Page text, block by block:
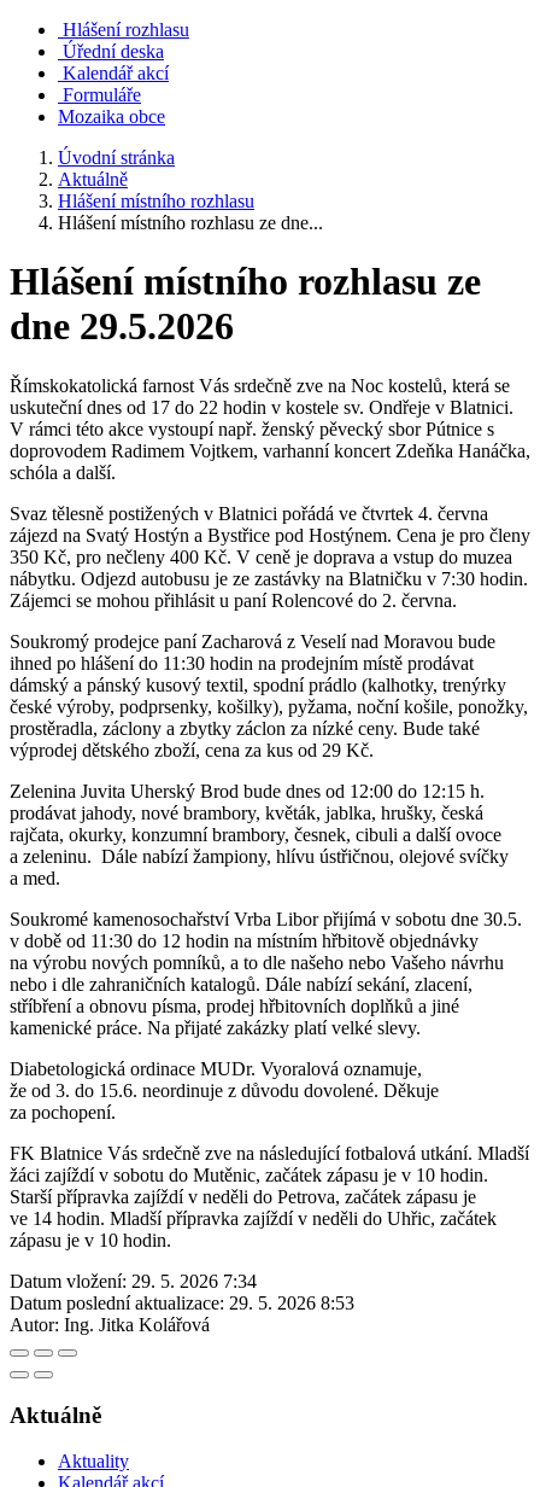
Hlášení rozhlasu
Úřední deska
Kalendář akcí
Formuláře
Mozaika obce
Úvodní stránka
Aktuálně
Hlášení místního rozhlasu
Hlášení místního rozhlasu ze dne...
Hlášení místního rozhlasu ze
dne 29.5.2026
Římskokatolická farnost Vás srdečně zve na Noc kostelů, která se
uskuteční dnes od 17 do 22 hodin v kostele sv. Ondřeje v Blatnici.
V rámci této akce vystoupí např. ženský pěvecký sbor Pútnice s
doprovodem Radimem Vojtkem, varhanní koncert Zdeňka Hanáčka,
schóla a další.
Svaz tělesně postižených v Blatnici pořádá ve čtvrtek 4. června
zájezd na Svatý Hostýn a Bystřice pod Hostýnem. Cena je pro členy
350 Kč, pro nečleny 400 Kč. V ceně je doprava a vstup do muzea
nábytku. Odjezd autobusu je ze zastávky na Blatničku v 7:30 hodin.
Zájemci se mohou přihlásit u paní Rolencové do 2. června.
Soukromý prodejce paní Zacharová z Veselí nad Moravou bude
ihned po hlášení do 11:30 hodin na prodejním místě prodávat
dámský a pánský kusový textil, spodní prádlo (kalhotky, trenýrky
české výroby, podprsenky, košilky), pyžama, noční košile, ponožky,
prostěradla, záclony a zbytky záclon za nízké ceny. Bude také
výprodej dětského zboží, cena za kus od 29 Kč.
Zelenina Juvita Uherský Brod bude dnes od 12:00 do 12:15 h.
prodávat jahody, nové brambory, květák, jablka, hrušky, česká
rajčata, okurky, konzumní brambory, česnek, cibuli a další ovoce
a zeleninu. Dále nabízí žampiony, hlívu ústřičnou, olejové svíčky
a med.
Soukromé kamenosochařství Vrba Libor přijímá v sobotu dne 30.5.
v době od 11:30 do 12 hodin na místním hřbitově objednávky
na výrobu nových pomníků, a to dle našeho nebo Vašeho návrhu
nebo i dle zahraničních katalogů. Dále nabízí sekání, zlacení,
stříbření a obnovu písma, prodej hřbitovních doplňků a jiné
kamenické práce. Na přijaté zakázky platí velké slevy.
Diabetologická ordinace MUDr. Vyoralová oznamuje,
že od 3. do 15.6. neordinuje z důvodu dovolené. Děkuje
za pochopení.
FK Blatnice Vás srdečně zve na následující fotbalová utkání. Mladší
žáci zajíždí v sobotu do Mutěnic, začátek zápasu je v 10 hodin.
Starší přípravka zajíždí v neděli do Petrova, začátek zápasu je
ve 14 hodin. Mladší přípravka zajíždí v neděli do Uhřic, začátek
zápasu je v 10 hodin.
Datum vložení: 29. 5. 2026 7:34
Datum poslední aktualizace: 29. 5. 2026 8:53
Autor: Ing. Jitka Kolářová
Aktuálně
Aktuality